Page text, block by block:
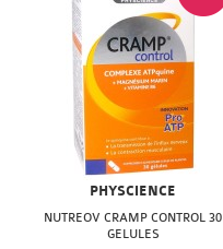
PHYSCIENCE
NUTREOV CRAMP CONTROL 30
GELULES